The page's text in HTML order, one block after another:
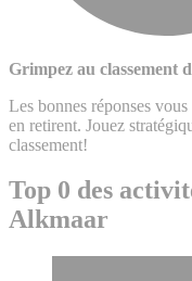
Grimpez au classement
Les bonnes réponses
en retirent. Jouez
classement!
Top 0 des
Alkmaar